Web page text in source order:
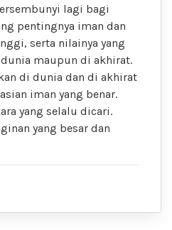
lagi bagi
pentingnya iman dan
serta nilainya yang
maupun di akhirat.
di dunia dan di akhirat
iman yang benar.
yang selalu dicari.
yang besar dan